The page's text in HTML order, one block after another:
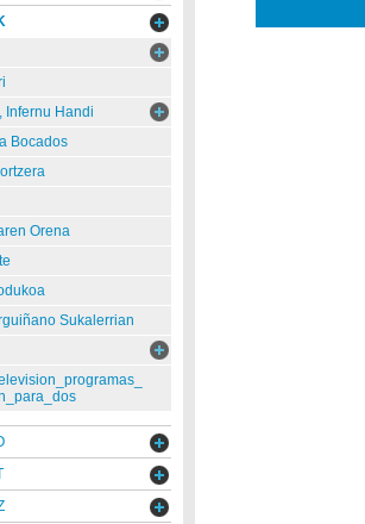
Infernu Handi
Bocados
Orena
Sukalerrian